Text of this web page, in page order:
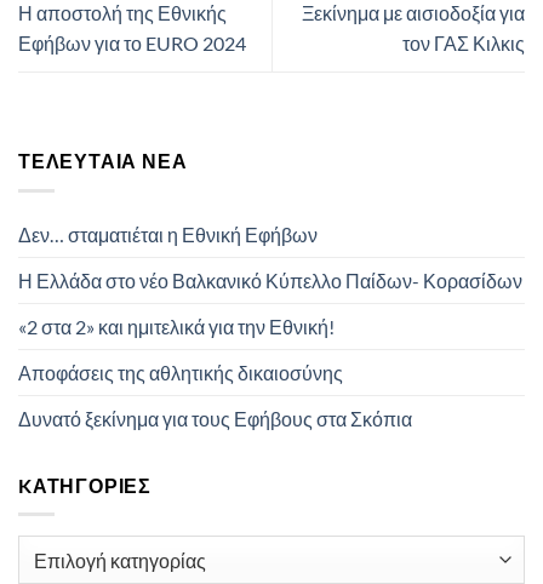
Η αποστολή της Εθνικής
Εφήβων για το EURO 2024
Ξεκίνημα με αισιοδοξία για
τον ΓΑΣ Κιλκις
ΤΕΛΕΥΤΑΊΑ ΝΈΑ
Δεν… σταματιέται η Εθνική Εφήβων
Η Ελλάδα στο νέο Βαλκανικό Κύπελλο Παίδων- Κορασίδων
«2 στα 2» και ημιτελικά για την Εθνική!
Αποφάσεις της αθλητικής δικαιοσύνης
Δυνατό ξεκίνημα για τους Εφήβους στα Σκόπια
KΑΤΗΓΟΡΊΕΣ
Kατηγορίες